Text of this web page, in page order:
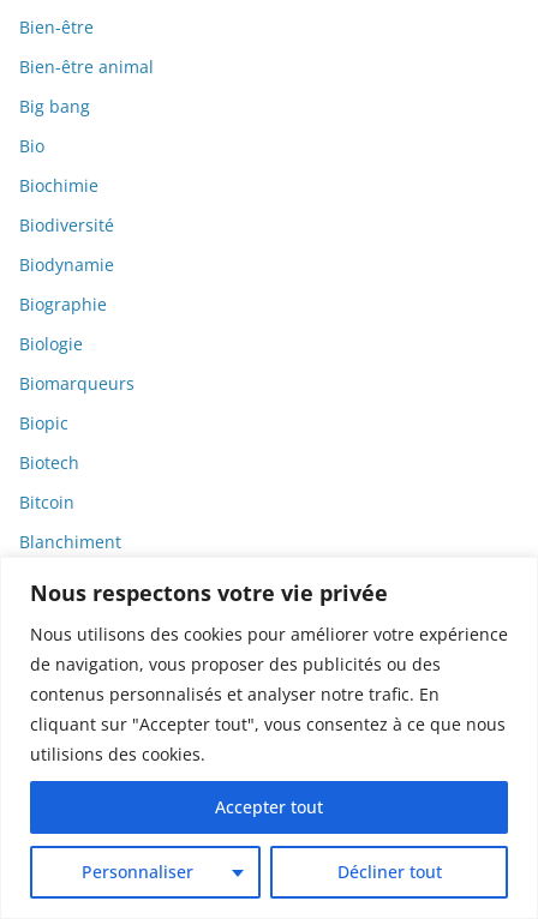
Nous respectons votre vie privée
Nous utilisons des cookies pour améliorer votre expérience
de navigation, vous proposer des publicités ou des
contenus personnalisés et analyser notre trafic. En
cliquant sur "Accepter tout", vous consentez à ce que nous
utilisions des cookies.
Personnaliser Décliner tout
Accepter tout
Bien-être
Bien-être animal
Big bang
Bio
Biochimie
Biodiversité
Biodynamie
Biographie
Biologie
Biomarqueurs
Biopic
Biotech
Bitcoin
Blanchiment
bois de Boulogne
Bombes sales
Bonnes pratiques
Bonnes pratiques de publication
bosons
Bourges